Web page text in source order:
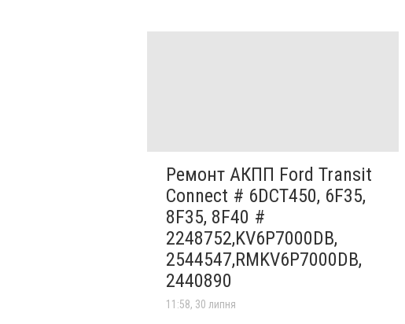
Ремонт АКПП Ford Transit
Connect # 6DCT450, 6F35,
8F35, 8F40 #
2248752,KV6P7000DB,
2544547,RMKV6P7000DB,
2440890
11:58, 30 липня